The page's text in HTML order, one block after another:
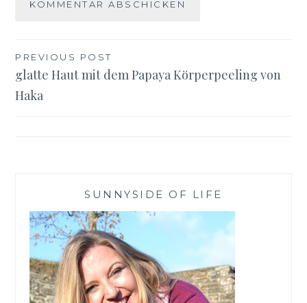
Beitragsnavigation
PREVIOUS POST
glatte Haut mit dem Papaya Körperpeeling von
Haka
SUNNYSIDE OF LIFE